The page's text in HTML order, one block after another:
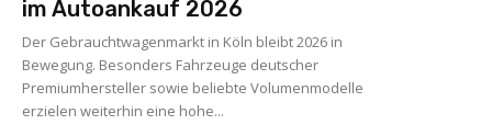
im Autoankauf 2026
Der Gebrauchtwagenmarkt in Köln bleibt 2026 in
Bewegung. Besonders Fahrzeuge deutscher
Premiumhersteller sowie beliebte Volumenmodelle
erzielen weiterhin eine hohe...